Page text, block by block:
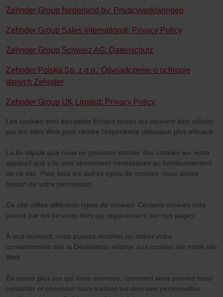
Zehnder Group Nederland bv: Privacyverklaringen
Zehnder Group Sales International: Privacy Policy
Zehnder Group Schweiz AG: Datenschutz
Zehnder Polska Sp. z o.o.: Oświadczenie o ochronie
danych Zehnder
Zehnder Group UK Limited: Privacy Policy
Les cookies sont des petits fichiers textes qui peuvent être utilisés
par les sites Web pour rendre l'expérience utilisateur plus efficace.
La loi stipule que nous ne pouvons stocker des cookies sur votre
appareil que s’ils sont strictement nécessaires au fonctionnement
de ce site. Pour tous les autres types de cookies, nous avons
besoin de votre permission.
Ce site utilise différents types de cookies. Certains cookies sont
placés par les services tiers qui apparaissent sur nos pages.
À tout moment, vous pouvez modifier ou retirer votre
consentement dès la Déclaration relative aux cookies sur notre site
Web.
En savoir plus sur qui nous sommes, comment vous pouvez nous
contacter et comment nous traitons les données personnelles